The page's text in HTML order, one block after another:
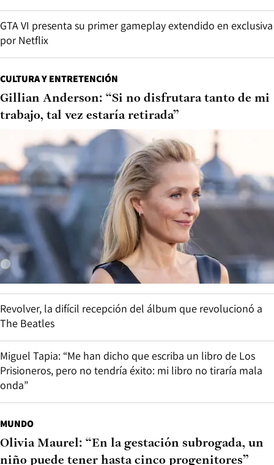
GTA VI presenta su primer gameplay extendido en exclusiva
por Netflix
CULTURA Y ENTRETENCIÓN
Gillian Anderson: “Si no disfrutara tanto de mi
trabajo, tal vez estaría retirada”
Revolver, la difícil recepción del álbum que revolucionó a
The Beatles
Miguel Tapia: “Me han dicho que escriba un libro de Los
Prisioneros, pero no tendría éxito: mi libro no tiraría mala
onda”
MUNDO
Olivia Maurel: “En la gestación subrogada, un
niño puede tener hasta cinco progenitores”